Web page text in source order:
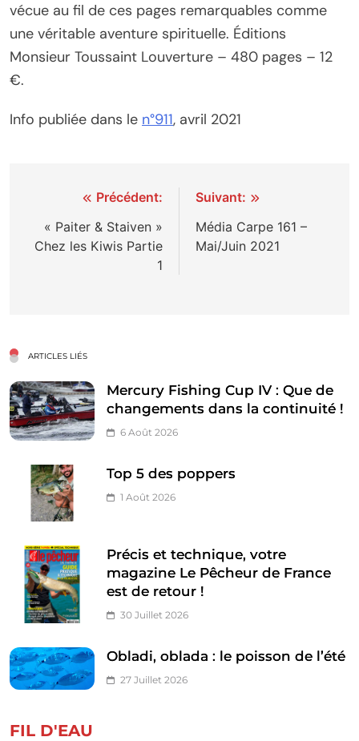
vécue au fil de ces pages remarquables comme
une véritable aventure spirituelle. Éditions
Monsieur Toussaint Louverture – 480 pages – 12
€.
Info publiée dans le n°911, avril 2021
Navigation
de
l’article
Précédent:
« Paiter & Staiven »
Chez les Kiwis Partie
1
Suivant:
Média Carpe 161 –
Mai/Juin 2021
ARTICLES LIÉS
Mercury Fishing Cup IV : Que de
changements dans la continuité !
6 Août 2026
Top 5 des poppers
1 Août 2026
Précis et technique, votre
magazine Le Pêcheur de France
est de retour !
30 Juillet 2026
Obladi, oblada : le poisson de l’été
27 Juillet 2026
FIL D'EAU